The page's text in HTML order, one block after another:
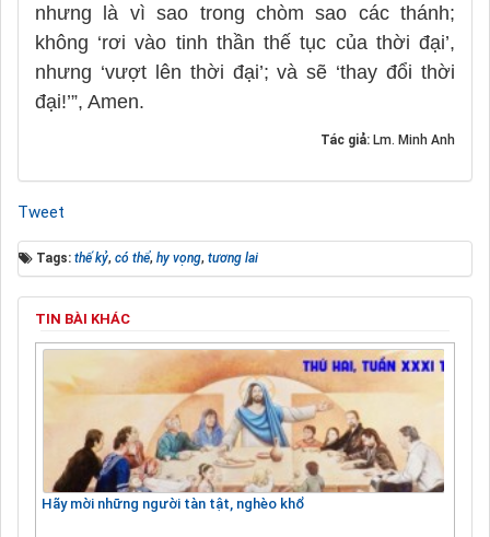
nhưng là vì sao trong chòm sao các thánh;
không ‘rơi vào tinh thần thế tục của thời đại’,
nhưng ‘vượt lên thời đại’; và sẽ ‘thay đổi thời
đại!’”, Amen.
Tác giả: Lm. Minh Anh
Tweet
Tags: thế kỷ, có thể, hy vọng, tương lai
TIN BÀI KHÁC
Hãy mời những người tàn tật, nghèo khổ